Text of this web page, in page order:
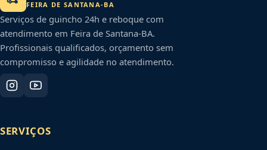
FEIRA DE SANTANA-BA
Serviços de guincho 24h e reboque com
atendimento em Feira de Santana-BA.
Profissionais qualificados, orçamento sem
compromisso e agilidade no atendimento.
SERVIÇOS